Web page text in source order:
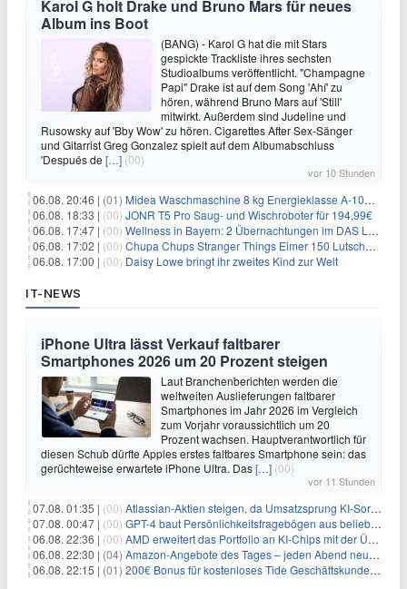
Karol G holt Drake und Bruno Mars für neues
Album ins Boot
(BANG) - Karol G hat die mit Stars
gespickte Trackliste ihres sechsten
Studioalbums veröffentlicht. "Champagne
Papi" Drake ist auf dem Song 'Ahí' zu
hören, während Bruno Mars auf 'Still'
mitwirkt. Außerdem sind Judeline und
Rusowsky auf 'Bby Wow' zu hören. Cigarettes After Sex-Sänger
und Gitarrist Greg Gonzalez spielt auf dem Albumabschluss
'Después de […] (00)
vor 10 Stunden
06.08. 20:46 | (01) Midea Waschmaschine 8 kg Energieklasse A-10% 1400 U/Min für 289,97€
06.08. 18:33 | (00) JONR T5 Pro Saug- und Wischroboter für 194,99€
06.08. 17:47 | (00) Wellness in Bayern: 2 Übernachtungen im DAS LUDWIG Sports Resort inkl. HP + Wellness ab 174€ p.P.
06.08. 17:02 | (00) Chupa Chups Stranger Things Eimer 150 Lutscher für 21,95€
06.08. 17:00 | (00) Daisy Lowe bringt ihr zweites Kind zur Welt
IT-NEWS
iPhone Ultra lässt Verkauf faltbarer
Smartphones 2026 um 20 Prozent steigen
Laut Branchenberichten werden die
weltweiten Auslieferungen faltbarer
Smartphones im Jahr 2026 im Vergleich
zum Vorjahr voraussichtlich um 20
Prozent wachsen. Hauptverantwortlich für
diesen Schub dürfte Apples erstes faltbares Smartphone sein: das
gerüchteweise erwartete iPhone Ultra. Das[…] (00)
vor 11 Stunden
07.08. 01:35 | (00) Atlassian-Aktien steigen, da Umsatzsprung KI-Sorgen dämpft
07.08. 00:47 | (00) GPT-4 baut Persönlichkeitsfragebögen aus beliebigen Texten und sagt Antworten voraus
06.08. 22:36 | (00) AMD erweitert das Portfolio an KI-Chips mit der Übernahme von Taalas
06.08. 22:30 | (04) Amazon-Angebote des Tages – jeden Abend neue Deals zum Stöbern
06.08. 22:15 | (01) 200€ Bonus für kostenloses Tide Geschäftskundenkonto